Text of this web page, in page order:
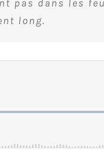
pas dans les
long.